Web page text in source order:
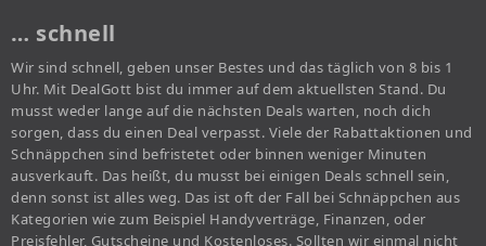
… schnell
Wir sind schnell, geben unser Bestes und das täglich von 8 bis 1
Uhr. Mit DealGott bist du immer auf dem aktuellsten Stand. Du
musst weder lange auf die nächsten Deals warten, noch dich
sorgen, dass du einen Deal verpasst. Viele der Rabattaktionen und
Schnäppchen sind befristetet oder binnen weniger Minuten
ausverkauft. Das heißt, du musst bei einigen Deals schnell sein,
denn sonst ist alles weg. Das ist oft der Fall bei Schnäppchen aus
Kategorien wie zum Beispiel Handyverträge, Finanzen, oder
Preisfehler, Gutscheine und Kostenloses. Sollten wir einmal nicht